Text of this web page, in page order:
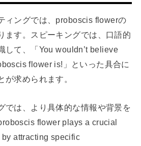
ィングでは、proboscis flowerの
ます。スピーキングでは、口語的
して、「You wouldn’t believe
flower is!」といった具合に
が求められます。
では、より具体的な情報や背景を
flower plays a crucial
attracting specific